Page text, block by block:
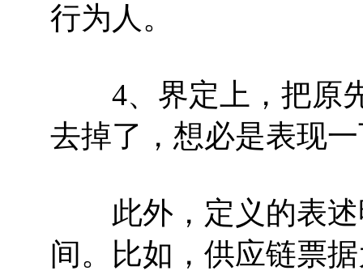
行为人。
4、界定上，把原先
去掉了，想必是表现
此外，定义的表述
间。比如，供应链票